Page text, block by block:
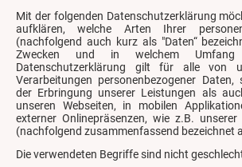
Mit der folgenden Datenschutzerklärung
aufklären, welche Arten Ihrer
(nachfolgend auch kurz als "Daten“
Zwecken und in welchem Umfang
Datenschutzerklärung gilt für alle von
Verarbeitungen personenbezogener
der Erbringung unserer Leistungen als
unseren Webseiten, in mobilen
externer Onlinepräsenzen, wie z.B. unserer
(nachfolgend zusammenfassend bezeichnet
Die verwendeten Begriffe sind nicht